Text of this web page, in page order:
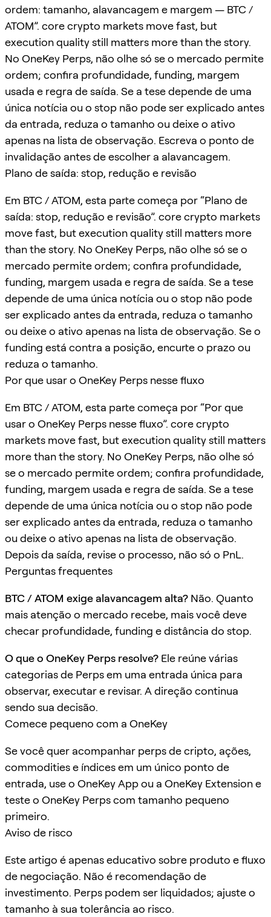
ordem: tamanho, alavancagem e margem — BTC /
ATOM”. core crypto markets move fast, but
execution quality still matters more than the story.
No OneKey Perps, não olhe só se o mercado permite
ordem; confira profundidade, funding, margem
usada e regra de saída. Se a tese depende de uma
única notícia ou o stop não pode ser explicado antes
da entrada, reduza o tamanho ou deixe o ativo
apenas na lista de observação. Escreva o ponto de
invalidação antes de escolher a alavancagem.
Plano de saída: stop, redução e revisão
Em BTC / ATOM, esta parte começa por “Plano de
saída: stop, redução e revisão”. core crypto markets
move fast, but execution quality still matters more
than the story. No OneKey Perps, não olhe só se o
mercado permite ordem; confira profundidade,
funding, margem usada e regra de saída. Se a tese
depende de uma única notícia ou o stop não pode
ser explicado antes da entrada, reduza o tamanho
ou deixe o ativo apenas na lista de observação. Se o
funding está contra a posição, encurte o prazo ou
reduza o tamanho.
Por que usar o OneKey Perps nesse fluxo
Em BTC / ATOM, esta parte começa por “Por que
usar o OneKey Perps nesse fluxo”. core crypto
markets move fast, but execution quality still matters
more than the story. No OneKey Perps, não olhe só
se o mercado permite ordem; confira profundidade,
funding, margem usada e regra de saída. Se a tese
depende de uma única notícia ou o stop não pode
ser explicado antes da entrada, reduza o tamanho
ou deixe o ativo apenas na lista de observação.
Depois da saída, revise o processo, não só o PnL.
Perguntas frequentes
BTC / ATOM exige alavancagem alta? Não. Quanto
mais atenção o mercado recebe, mais você deve
checar profundidade, funding e distância do stop.
O que o OneKey Perps resolve? Ele reúne várias
categorias de Perps em uma entrada única para
observar, executar e revisar. A direção continua
sendo sua decisão.
Comece pequeno com a OneKey
Se você quer acompanhar perps de cripto, ações,
commodities e índices em um único ponto de
entrada, use o OneKey App ou a OneKey Extension e
teste o OneKey Perps com tamanho pequeno
primeiro.
Aviso de risco
Este artigo é apenas educativo sobre produto e fluxo
de negociação. Não é recomendação de
investimento. Perps podem ser liquidados; ajuste o
tamanho à sua tolerância ao risco.